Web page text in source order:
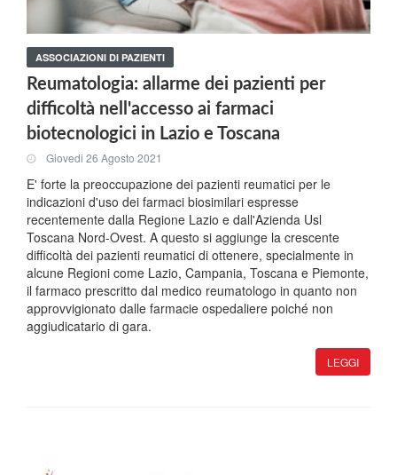
ASSOCIAZIONI DI PAZIENTI
Reumatologia: allarme dei pazienti per
difficoltà nell'accesso ai farmaci
biotecnologici in Lazio e Toscana
Giovedi 26 Agosto 2021
E' forte la preoccupazione dei pazienti reumatici per le
indicazioni d'uso dei farmaci biosimilari espresse
recentemente dalla Regione Lazio e dall'Azienda Usl
Toscana Nord-Ovest. A questo si aggiunge la crescente
difficoltà dei pazienti reumatici di ottenere, specialmente in
alcune Regioni come Lazio, Campania, Toscana e Piemonte,
il farmaco prescritto dal medico reumatologo in quanto non
approvvigionato dalle farmacie ospedaliere poiché non
aggiudicatario di gara.
LEGGI